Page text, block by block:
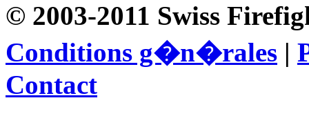
© 2003-2011 Swiss
Conditions g�n�rales |
Contact